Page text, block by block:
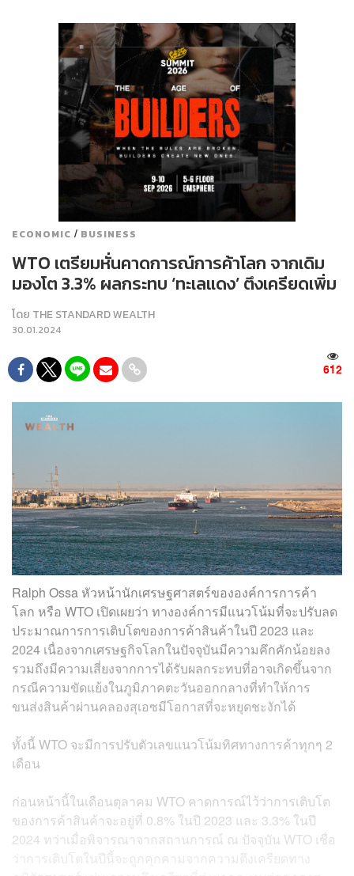
ECONOMIC / BUSINESS
WTO เตรียมหั่นคาดการณ์การค้าโลก จากเดิม
มองโต 3.3% ผลกระทบ ‘ทะเลแดง’ ตึงเครียดเพิ่ม
โดย THE STANDARD WEALTH
30.01.2024
612
Ralph Ossa หัวหน้านักเศรษฐศาสตร์ขององค์การการค้า
โลก หรือ WTO เปิดเผยว่า ทางองค์การมีแนวโน้มที่จะปรับลด
ประมาณการการเติบโตของการค้าสินค้าในปี 2023 และ
2024 เนื่องจากเศรษฐกิจโลกในปัจจุบันมีความคึกคักน้อยลง
รวมถึงมีความเสี่ยงจากการได้รับผลกระทบที่อาจเกิดขึ้นจาก
กรณีความขัดแย้งในภูมิภาคตะวันออกกลางที่ทำให้การ
ขนส่งสินค้าผ่านคลองสุเอซมีโอกาสที่จะหยุดชะงักได้
ทั้งนี้ WTO จะมีการปรับตัวเลขแนวโน้มทิศทางการค้าทุกๆ 2
เดือน
ก่อนหน้านี้ในเดือนตุลาคม WTO คาดการณ์ไว้ว่าการเติบโต
ของการค้าสินค้าจะอยู่ที่ 0.8% ในปี 2023 และ 3.3% ในปี
2024 ทว่าเมื่อพิจารณาจากสถานการณ์ ณ ปัจจุบัน WTO เชื่อ
ว่าการเติบโตในปีนี้จะถูกคุกคามจากความตึงเครียดทาง